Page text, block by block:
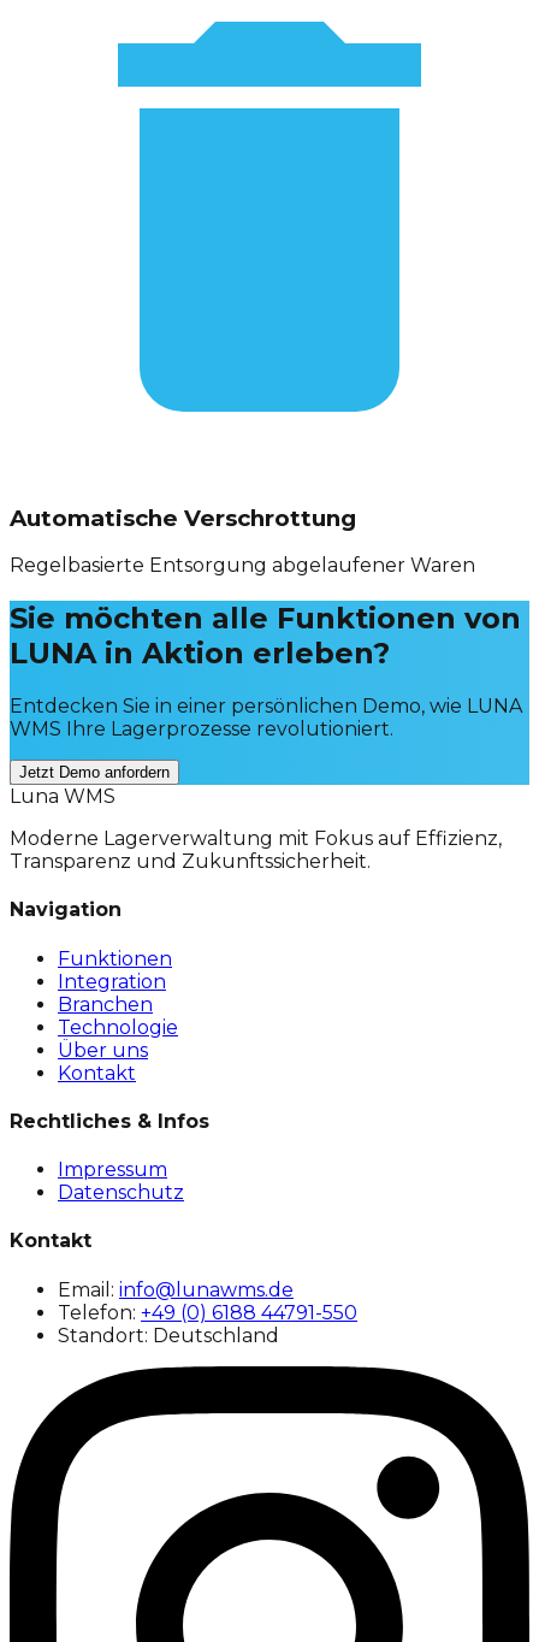
Automatische Verschrottung
Regelbasierte Entsorgung abgelaufener Waren
Sie möchten alle Funktionen von
LUNA in Aktion erleben?
Entdecken Sie in einer persönlichen Demo, wie LUNA
WMS Ihre Lagerprozesse revolutioniert.
Jetzt Demo anfordern
Luna WMS
Moderne Lagerverwaltung mit Fokus auf Effizienz,
Transparenz und Zukunftssicherheit.
Navigation
Funktionen
Integration
Branchen
Technologie
Über uns
Kontakt
Rechtliches & Infos
Impressum
Datenschutz
Kontakt
Email: info@lunawms.de
Telefon: +49 (0) 6188 44791-550
Standort: Deutschland